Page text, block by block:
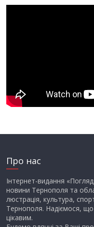
Про нас
Інтернет-видання
новини Тернополя та
люстрація, культура,
Тернополя. Надіємося,
цікавим.